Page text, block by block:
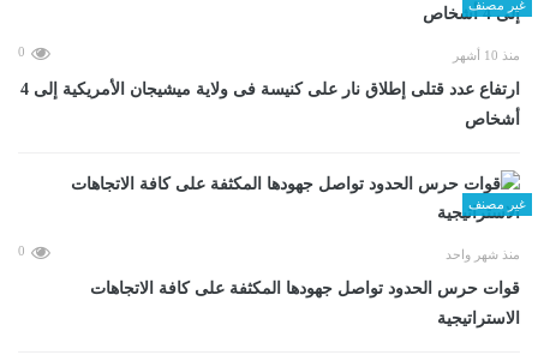
غير مصنف
منذ 10 أشهر 0
ارتفاع عدد قتلى إطلاق نار على كنيسة فى ولاية ميشيجان الأمريكية إلى 4
أشخاص
غير مصنف
منذ شهر واحد 0
قوات حرس الحدود تواصل جهودها المكثفة على كافة الاتجاهات
الاستراتيجية